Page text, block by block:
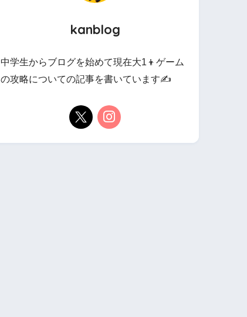
kanblog
中学生からブログを始めて現在大1👦ゲーム
の攻略についての記事を書いています✍️